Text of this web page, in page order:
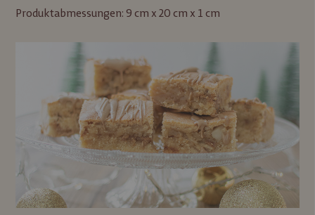
Produktabmessungen: 9 cm x 20 cm x 1 cm